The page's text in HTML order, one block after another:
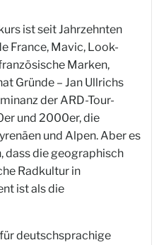
ist seit Jahrzehnten
France, Mavic, Look-
Marken,
Gründe – Jan Ullrichs
der ARD-Tour-
und 2000er, die
und Alpen. Aber es
dass die geographisch
Radkultur in
ist als die
deutschsprachige